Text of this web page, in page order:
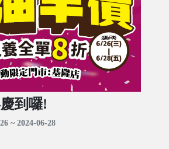
到囉!
~ 2024-06-28